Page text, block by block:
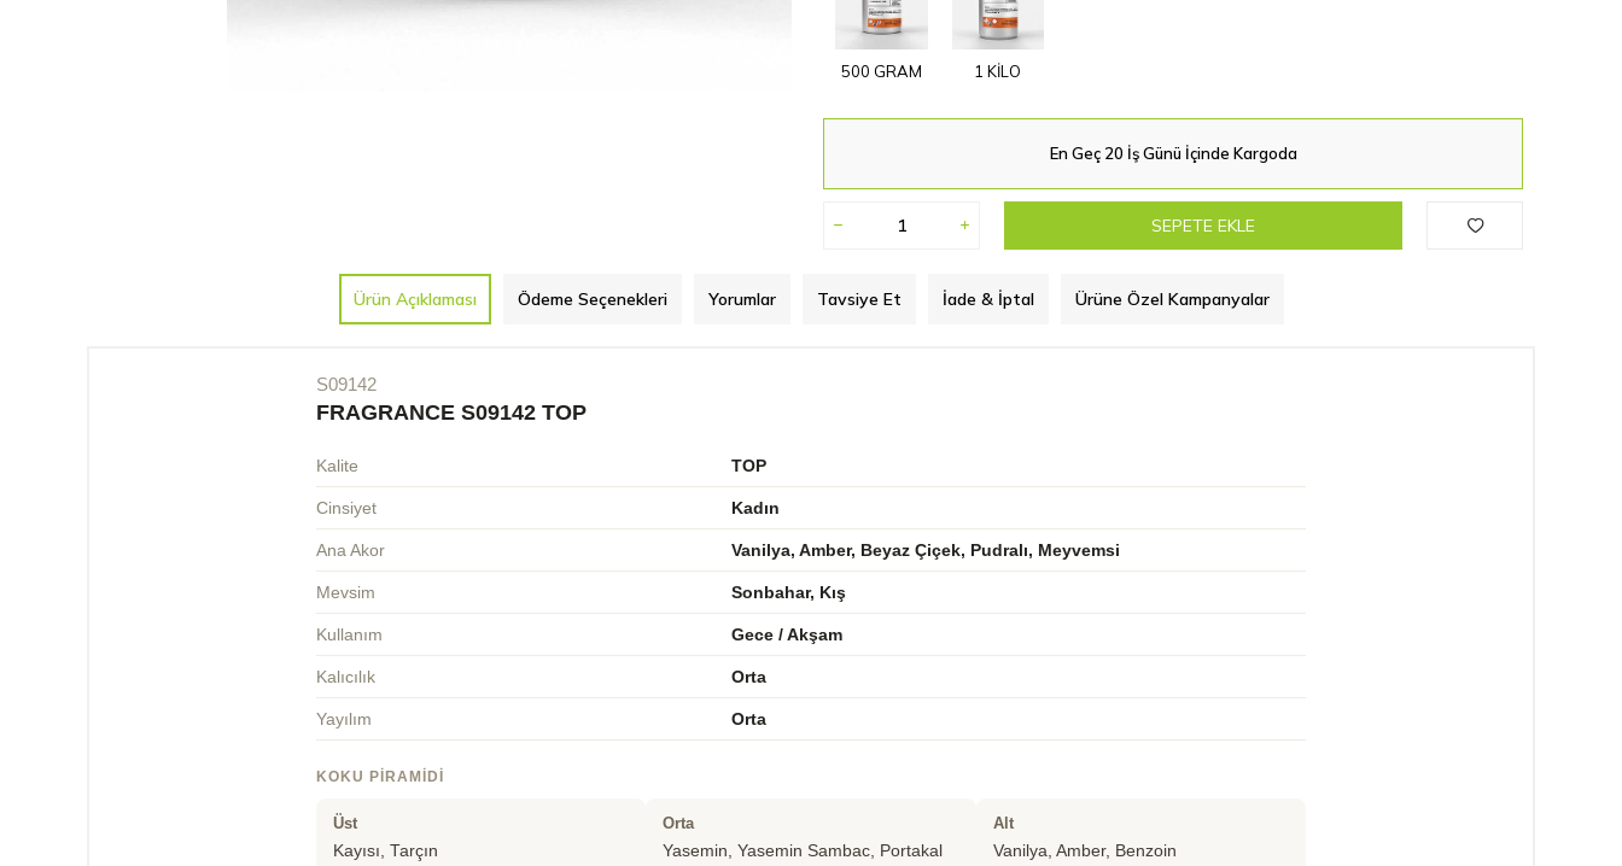
500 GRAM 1 KİLO
En Geç 20 İş Günü İçinde Kargoda
SEPETE EKLE
Ürün Açıklaması Ödeme Seçenekleri Yorumlar Tavsiye Et İade & İptal Ürüne Özel Kampanyalar
S09142
FRAGRANCE S09142 TOP
Kalite TOP
Cinsiyet Kadın
Ana Akor Vanilya, Amber, Beyaz Çiçek, Pudralı, Meyvemsi
Mevsim Sonbahar, Kış
Kullanım Gece / Akşam
Kalıcılık Orta
Yayılım Orta
KOKU PIRAMIDI
Üst
Kayısı, Tarçın
Orta
Yasemin, Yasemin Sambac, Portakal
Alt
Vanilya, Amber, Benzoin